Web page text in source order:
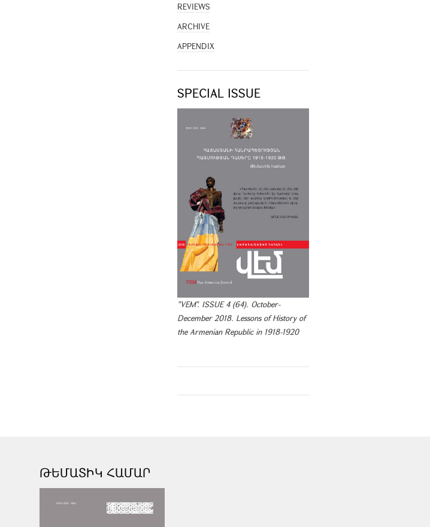
REVIEWS
ARCHIVE
APPENDIX
SPECIAL ISSUE
"VEM". ISSUE 4 (64). October-
December 2018. Lessons of History of
the Armenian Republic in 1918-1920
ԹԵՄԱՏԻԿ ՀԱՄԱՐ